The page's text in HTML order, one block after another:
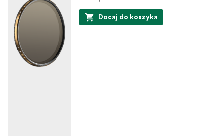
Dodaj do koszyka